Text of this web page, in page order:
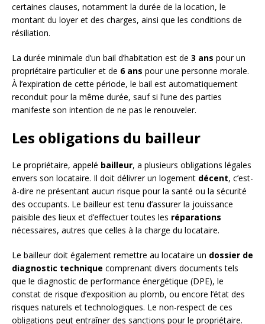
certaines clauses, notamment la durée de la location, le
montant du loyer et des charges, ainsi que les conditions de
résiliation.
La durée minimale d’un bail d’habitation est de 3 ans pour un
propriétaire particulier et de 6 ans pour une personne morale.
À l’expiration de cette période, le bail est automatiquement
reconduit pour la même durée, sauf si l’une des parties
manifeste son intention de ne pas le renouveler.
Les obligations du bailleur
Le propriétaire, appelé bailleur, a plusieurs obligations légales
envers son locataire. Il doit délivrer un logement décent, c’est-
à-dire ne présentant aucun risque pour la santé ou la sécurité
des occupants. Le bailleur est tenu d’assurer la jouissance
paisible des lieux et d’effectuer toutes les réparations
nécessaires, autres que celles à la charge du locataire.
Le bailleur doit également remettre au locataire un dossier de
diagnostic technique comprenant divers documents tels
que le diagnostic de performance énergétique (DPE), le
constat de risque d’exposition au plomb, ou encore l’état des
risques naturels et technologiques. Le non-respect de ces
obligations peut entraîner des sanctions pour le propriétaire.